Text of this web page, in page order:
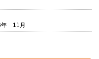
年 11月